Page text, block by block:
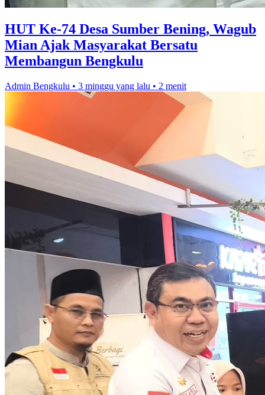
HUT Ke-74 Desa Sumber Bening, Wagub
Mian Ajak Masyarakat Bersatu
Membangun Bengkulu
Admin Bengkulu • 3 minggu yang lalu • 2 menit